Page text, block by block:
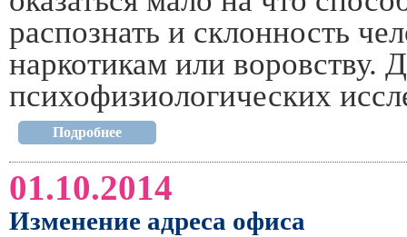
распознать и склонность
наркотикам или воровству.
психофизиологических
Подробнее
01.10.2014
Изменение адреса офиса